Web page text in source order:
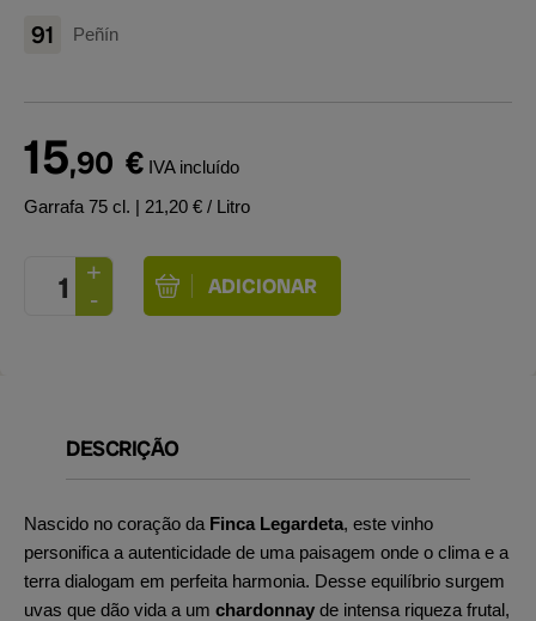
91 Peñín
15,90 € IVA incluído
Garrafa 75 cl. | 21,20 € / Litro
DESCRIÇÃO
Nascido no coração da Finca Legardeta, este vinho
personifica a autenticidade de uma paisagem onde o clima e a
terra dialogam em perfeita harmonia. Desse equilíbrio surgem
uvas que dão vida a um chardonnay de intensa riqueza frutal,